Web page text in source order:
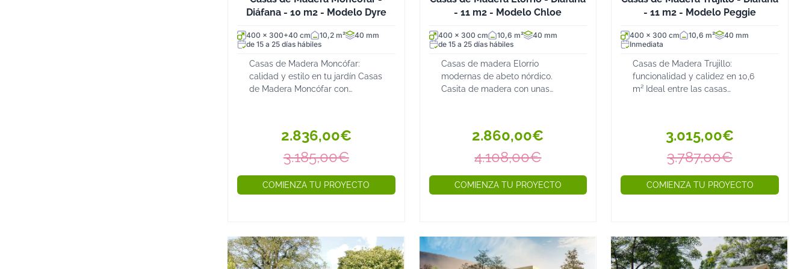
Diáfana - 10 m2 - Modelo Dyre
400 x 300+40 cm 10,2 m²
40 mm
de 15 a 25 días hábiles
Casas de Madera Moncófar:
calidad y estilo en tu jardín Casas
de Madera Moncófar con
excelente opción para quienes...
2.836,00€
3.185,00€
COMIENZA TU PROYECTO
- 11 m2 - Modelo Chloe
400 x 300 cm 10,6 m²
40 mm
de 15 a 25 días hábiles
Casas de madera Elorrio
modernas de abeto nórdico.
Casita de madera con unas
grosor. Con un gran ventanal con
2.860,00€
4.108,00€
COMIENZA TU PROYECTO
- 11 m2 - Modelo Peggie
400 x 300 cm 10,6 m²
40 mm
Inmediata
Casas de Madera Trujillo:
funcionalidad y calidez en 10,6
m² Ideal entre las casas
han sido diseñada...
3.015,00€
3.787,00€
COMIENZA TU PROYECTO